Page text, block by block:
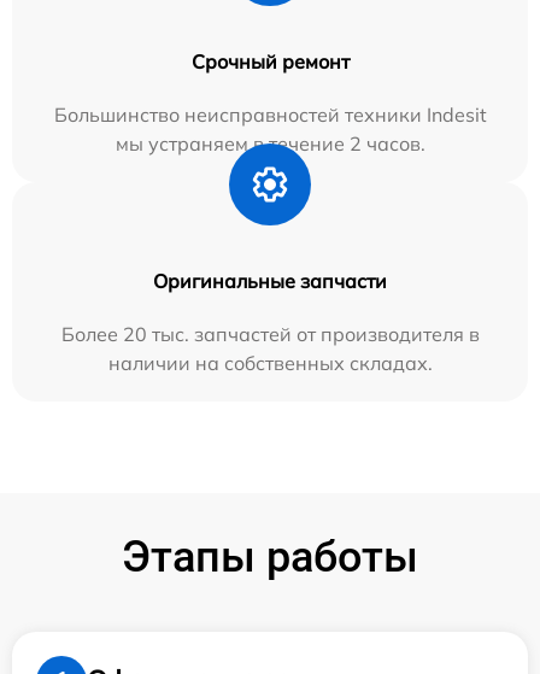
Срочный ремонт
Большинство неисправностей техники Indesit
мы устраняем в течение 2 часов.
Оригинальные запчасти
Более 20 тыс. запчастей от производителя в
наличии на собственных складах.
Этапы работы